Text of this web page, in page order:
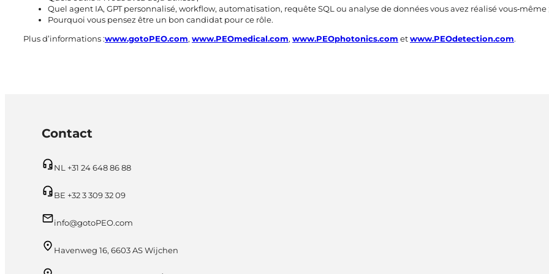
Quel agent IA, GPT personnalisé, workflow, automatisation, requête SQL ou analyse de données vous avez réalisé vous‑même
Pourquoi vous pensez être un bon candidat pour ce rôle.
Plus d’informations :www.gotoPEO.com, www.PEOmedical.com, www.PEOphotonics.com etwww.PEOdetection.com.
Contact
NL +31 24 648 86 88
BE +32 3 309 32 09
info@gotoPEO.com
Havenweg 16, 6603 AS Wijchen